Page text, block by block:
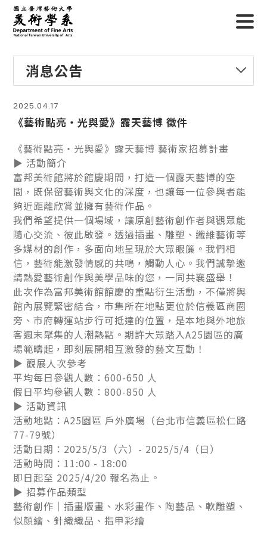
消息公告
2025.04.17
《藝術點亮・光與愛》露天藝博 徵件
《藝術點亮・光與愛》露天藝博 藝術家招募計畫
▶ 活動簡介
富邦美術館將於館慶期間，打造一個露天藝博的空
間，既保留藝術與文化的深度，也讓每一位參與者能
夠近距離欣賞並擁有藝術作品。
我們希望提供一個場域，讓原創藝術創作者與觀眾能
隨心交流、彼此啟發。透過插畫、雕塑、纖維藝術等
多媒材的創作，多面向地呈現於大眾眼簾。我們相
信，藝術能激發情感的共鳴，觸動人心。我們誠摯邀
請熱愛藝術創作與美學品味的您，一同共襄盛舉！
此次作為富邦美術館館慶的重點衍生活動，不僅將與
館內展覽緊密結合，市集所在地點更位於信義區商圈
旁、市府轉運站步行可抵達的位置，是本地與外地旅
客週末聚集的人潮熱點。期許大眾踏入A25園區的廣
場範疇起，即刻展開相互激發的藝文互動！
▶ 觀展人次參考
平均每日參觀人數：600-650 人
假日平均參觀人數：800-850 人
▶ 活動資訊
活動地點：A25園區 戶外廣場（台北市信義區松仁路
77-79號）
活動日期：2025/5/3（六）- 2025/5/4（日）
活動時間：11:00 - 18:00
即日起至 2025/4/20 報名為止。
▶ 招募作品類型
藝術創作｜插畫版畫、水彩畫作、陶藝品、軟雕塑、
似顏繪、針織織品、指甲彩繪